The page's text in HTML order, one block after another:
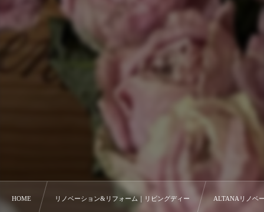
HOME リノベーション&リフォーム｜リビングディー ALTANAリノベ